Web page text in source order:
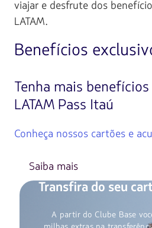
viajar e desfrute dos
LATAM.
Benefícios
Tenha mais
LATAM Pass Itaú
Conheça nossos cartões e
Saiba mais
Transfira do seu
A partir do Clube Base